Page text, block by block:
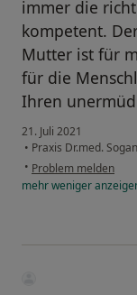
immer die
kompetent.
Mutter ist für
für die
Ihren
21. Juli 2021
• Praxis Dr.med.
• Problem melden
mehrweniger